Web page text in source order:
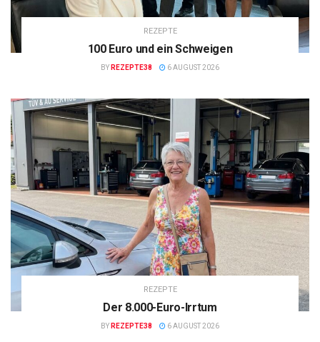
REZEPTE
100 Euro und ein Schweigen
BY REZEPTE38 6 AUGUST 2026
REZEPTE
Der 8.000-Euro-Irrtum
BY REZEPTE38 6 AUGUST 2026